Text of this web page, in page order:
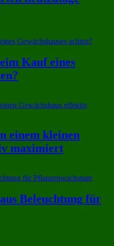
Kauf eines
einem kleinen
maximiert
Beleuchtung für